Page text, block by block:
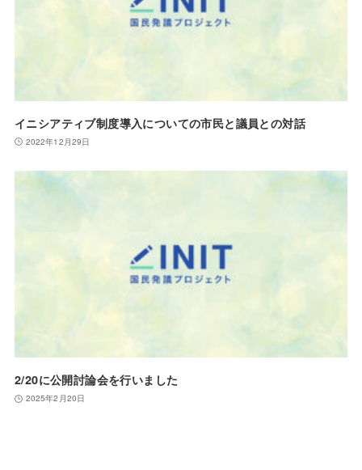
イニシアティブ制度導入についての市民と議員との対話
2022年12月29日
2/20に公開討論会を行いました
2025年2月20日